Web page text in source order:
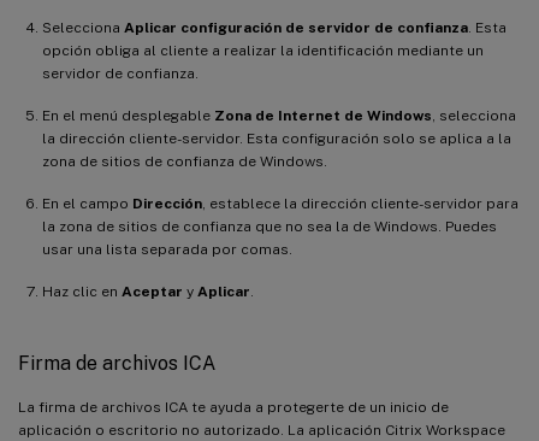
Selecciona Aplicar configuración de servidor de confianza. Esta
opción obliga al cliente a realizar la identificación mediante un
servidor de confianza.
En el menú desplegable Zona de Internet de Windows, selecciona
la dirección cliente-servidor. Esta configuración solo se aplica a la
zona de sitios de confianza de Windows.
En el campo Dirección, establece la dirección cliente-servidor para
la zona de sitios de confianza que no sea la de Windows. Puedes
usar una lista separada por comas.
Haz clic en Aceptar y Aplicar.
Firma de archivos ICA
La firma de archivos ICA te ayuda a protegerte de un inicio de
aplicación o escritorio no autorizado. La aplicación Citrix Workspace